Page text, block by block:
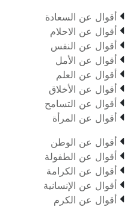
 أقوال عن السعادة
 أقوال عن الاحلام
 أقوال عن النفس
 أقوال عن الأمل
 أقوال عن العلم
 أقوال عن الأخلاق
 أقوال عن التسامح
 أقوال عن المرأة
 أقوال عن الوطن
 أقوال عن الطفولة
 أقوال عن الكرامة
 أقوال عن الإنسانية
 أقوال عن الكرم